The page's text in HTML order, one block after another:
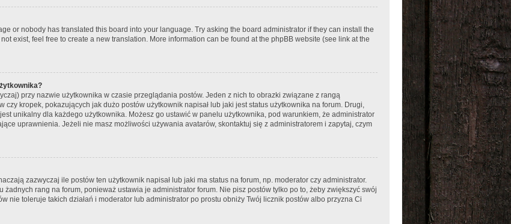
or nobody has translated this board into your language. Try asking the board administrator if they can install the
exist, feel free to create a new translation. More information can be found at the phpBB website (see link at the
przy nazwie użytkownika w czasie przeglądania postów. Jeden z nich to obrazki związane z rangą
kropek, pokazujących jak dużo postów użytkownik napisał lub jaki jest status użytkownika na forum. Drugi,
unikalny dla każdego użytkownika. Możesz go ustawić w panelu użytkownika, pod warunkiem, że administrator
uprawnienia. Jeżeli nie masz możliwości używania avatarów, skontaktuj się z administratorem i zapytaj, czym
zazwyczaj ile postów ten użytkownik napisał lub jaki ma status na forum, np. moderator czy administrator.
rang na forum, ponieważ ustawia je administrator forum. Nie pisz postów tylko po to, żeby zwiększyć swój
nie toleruje takich działań i moderator lub administrator po prostu obniży Twój licznik postów albo przyzna Ci